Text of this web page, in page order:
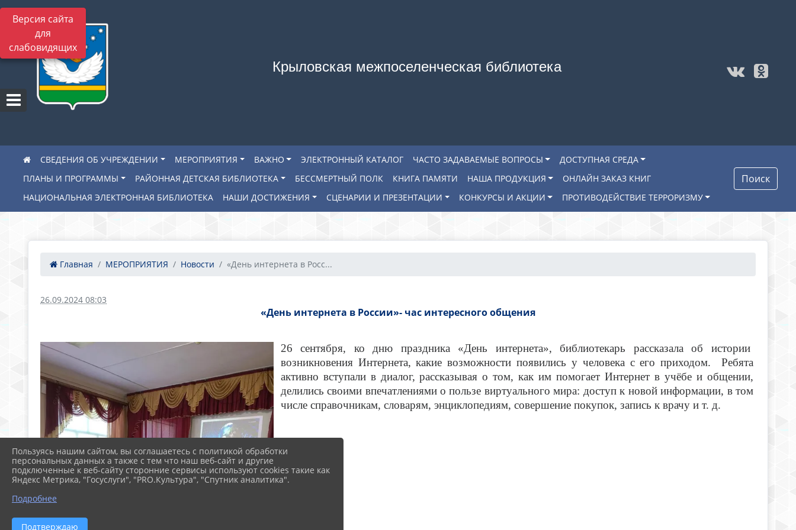
Версия сайта
для
слабовидящих
Крыловская межпоселенческая библиотека
СВЕДЕНИЯ ОБ УЧРЕЖДЕНИИ МЕРОПРИЯТИЯ ВАЖНО ЭЛЕКТРОННЫЙ КАТАЛОГ ЧАСТО ЗАДАВАЕМЫЕ ВОПРОСЫ
ДОСТУПНАЯ СРЕДА
ПЛАНЫ И ПРОГРАММЫ
РАЙОННАЯ ДЕТСКАЯ БИБЛИОТЕКА БЕССМЕРТНЫЙ ПОЛК КНИГА ПАМЯТИ НАША ПРОДУКЦИЯ
ОНЛАЙН ЗАКАЗ КНИГ
НАЦИОНАЛЬНАЯ ЭЛЕКТРОННАЯ БИБЛИОТЕКА
НАШИ ДОСТИЖЕНИЯ СЦЕНАРИИ И ПРЕЗЕНТАЦИИ КОНКУРСЫ И АКЦИИ ПРОТИВОДЕЙСТВИЕ ТЕРРОРИЗМУ
Поиск
Главная МЕРОПРИЯТИЯ Новости «День интернета в Росс...
26.09.2024 08:03
«День интернета в России»- час интересного общения
26 сентября, ко дню праздника «День интернета», библиотекарь рассказала об истории
возникновения Интернета, какие возможности появились у человека с его приходом. Ребята
активно вступали в диалог, рассказывая о том, как им помогает Интернет в учёбе и общении,
делились своими впечатлениями о пользе виртуального мира: доступ к новой информации, в том
числе справочникам, словарям, энциклопедиям, совершение покупок, запись к врачу и т. д.
Пользуясь нашим сайтом, вы соглашаетесь с политикой обработки
персональных данных а также с тем что наш веб-сайт и другие
подключенные к веб-сайту сторонние сервисы используют cookies такие как
Яндекс Метрика, "Госуслуги", "PRO.Культура", "Спутник аналитика".
Подробнее
Подтверждаю